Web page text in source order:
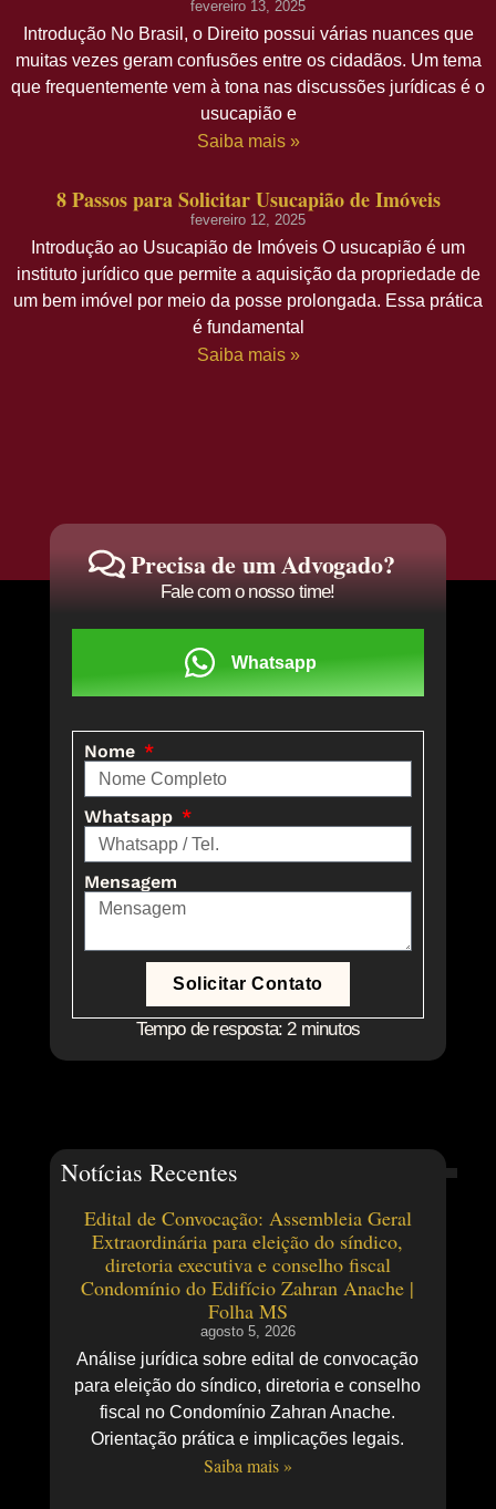
fevereiro 13, 2025
Introdução No Brasil, o Direito possui várias nuances que
muitas vezes geram confusões entre os cidadãos. Um tema
que frequentemente vem à tona nas discussões jurídicas é o
usucapião e
Saiba mais »
8 Passos para Solicitar Usucapião de Imóveis
fevereiro 12, 2025
Introdução ao Usucapião de Imóveis O usucapião é um
instituto jurídico que permite a aquisição da propriedade de
um bem imóvel por meio da posse prolongada. Essa prática
é fundamental
Saiba mais »
Precisa de um Advogado?
Fale com o nosso time!
Whatsapp
Nome
Whatsapp
Mensagem
Solicitar Contato
Tempo de resposta: 2 minutos
Notícias Recentes
Edital de Convocação: Assembleia Geral
Extraordinária para eleição do síndico,
diretoria executiva e conselho fiscal
Condomínio do Edifício Zahran Anache |
Folha MS
agosto 5, 2026
Análise jurídica sobre edital de convocação
para eleição do síndico, diretoria e conselho
fiscal no Condomínio Zahran Anache.
Orientação prática e implicações legais.
Saiba mais »